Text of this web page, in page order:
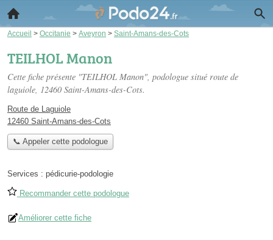
Accueil > Occitanie > Aveyron > Saint-Amans-des-Cots
TEILHOL Manon
Cette fiche présente "TEILHOL Manon", podologue situé route de
laguiole, 12460 Saint-Amans-des-Cots.
Route de Laguiole
12460 Saint-Amans-des-Cots
📞 Appeler cette podologue
Services : pédicurie-podologie
Recommander cette podologue
Améliorer cette fiche